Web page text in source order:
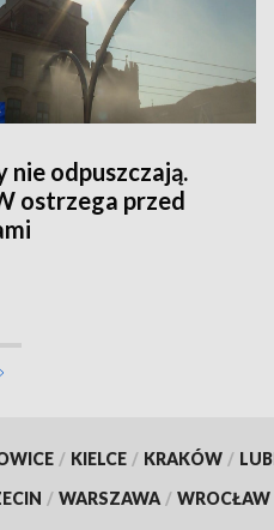
nie odpuszczają.
ostrzega przed
/ KIELCE / KRAKÓW /
/ WARSZAWA / WROCŁAW